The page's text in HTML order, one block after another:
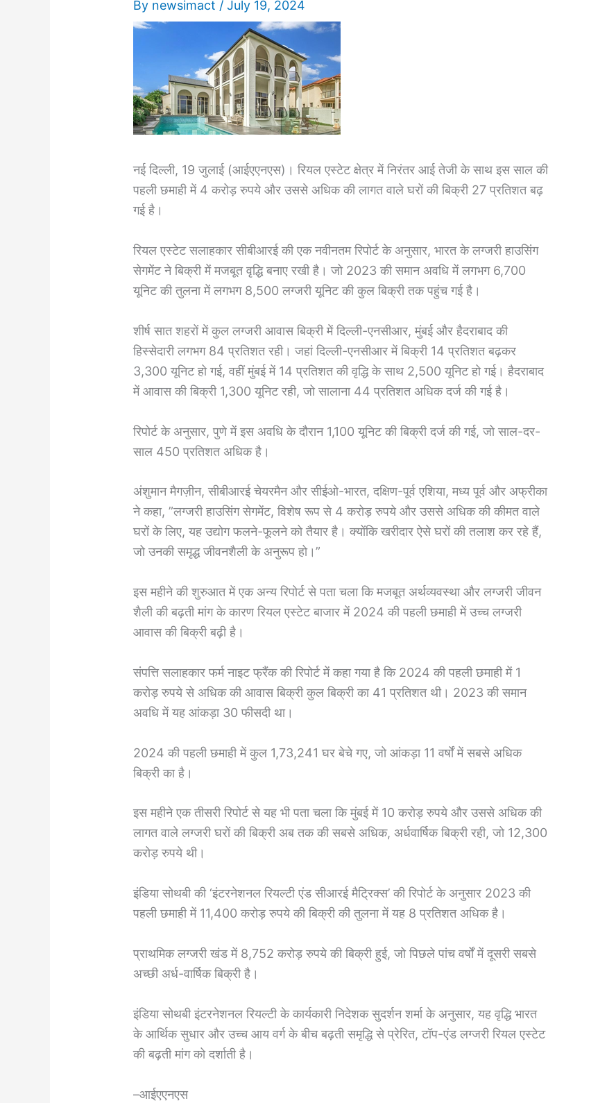
By newsimact /July 19, 2024
नई दिल्ली, 19 जुलाई (आईएएनएस)। रियल एस्टेट क्षेत्र में निरंतर आई तेजी के साथ इस साल की
पहली छमाही में 4 करोड़ रुपये और उससे अधिक की लागत वाले घरों की बिक्री 27 प्रतिशत बढ़
गई है।
रियल एस्टेट सलाहकार सीबीआरई की एक नवीनतम रिपोर्ट के अनुसार, भारत के लग्जरी हाउसिंग
सेगमेंट ने बिक्री में मजबूत वृद्धि बनाए रखी है। जो 2023 की समान अवधि में लगभग 6,700
यूनिट की तुलना में लगभग 8,500 लग्जरी यूनिट की कुल बिक्री तक पहुंच गई है।
शीर्ष सात शहरों में कुल लग्जरी आवास बिक्री में दिल्ली-एनसीआर, मुंबई और हैदराबाद की
हिस्सेदारी लगभग 84 प्रतिशत रही। जहां दिल्ली-एनसीआर में बिक्री 14 प्रतिशत बढ़कर
3,300 यूनिट हो गई, वहीं मुंबई में 14 प्रतिशत की वृद्धि के साथ 2,500 यूनिट हो गई। हैदराबाद
में आवास की बिक्री 1,300 यूनिट रही, जो सालाना 44 प्रतिशत अधिक दर्ज की गई है।
रिपोर्ट के अनुसार, पुणे में इस अवधि के दौरान 1,100 यूनिट की बिक्री दर्ज की गई, जो साल-दर-
साल 450 प्रतिशत अधिक है।
अंशुमान मैगज़ीन, सीबीआरई चेयरमैन और सीईओ-भारत, दक्षिण-पूर्व एशिया, मध्य पूर्व और अफ्रीका
ने कहा, ”लग्जरी हाउसिंग सेगमेंट, विशेष रूप से 4 करोड़ रुपये और उससे अधिक की कीमत वाले
घरों के लिए, यह उद्योग फलने-फूलने को तैयार है। क्योंकि खरीदार ऐसे घरों की तलाश कर रहे हैं,
जो उनकी समृद्ध जीवनशैली के अनुरूप हो।”
इस महीने की शुरुआत में एक अन्य रिपोर्ट से पता चला कि मजबूत अर्थव्यवस्था और लग्जरी जीवन
शैली की बढ़ती मांग के कारण रियल एस्टेट बाजार में 2024 की पहली छमाही में उच्च लग्जरी
आवास की बिक्री बढ़ी है।
संपत्ति सलाहकार फर्म नाइट फ्रैंक की रिपोर्ट में कहा गया है कि 2024 की पहली छमाही में 1
करोड़ रुपये से अधिक की आवास बिक्री कुल बिक्री का 41 प्रतिशत थी। 2023 की समान
अवधि में यह आंकड़ा 30 फीसदी था।
2024 की पहली छमाही में कुल 1,73,241 घर बेचे गए, जो आंकड़ा 11 वर्षों में सबसे अधिक
बिक्री का है।
इस महीने एक तीसरी रिपोर्ट से यह भी पता चला कि मुंबई में 10 करोड़ रुपये और उससे अधिक की
लागत वाले लग्जरी घरों की बिक्री अब तक की सबसे अधिक, अर्धवार्षिक बिक्री रही, जो 12,300
करोड़ रुपये थी।
इंडिया सोथबी की ‘इंटरनेशनल रियल्टी एंड सीआरई मैट्रिक्स’ की रिपोर्ट के अनुसार 2023 की
पहली छमाही में 11,400 करोड़ रुपये की बिक्री की तुलना में यह 8 प्रतिशत अधिक है।
प्राथमिक लग्जरी खंड में 8,752 करोड़ रुपये की बिक्री हुई, जो पिछले पांच वर्षों में दूसरी सबसे
अच्छी अर्ध-वार्षिक बिक्री है।
इंडिया सोथबी इंटरनेशनल रियल्टी के कार्यकारी निदेशक सुदर्शन शर्मा के अनुसार, यह वृद्धि भारत
के आर्थिक सुधार और उच्च आय वर्ग के बीच बढ़ती समृद्धि से प्रेरित, टॉप-एंड लग्जरी रियल एस्टेट
की बढ़ती मांग को दर्शाती है।
–आईएएनएस